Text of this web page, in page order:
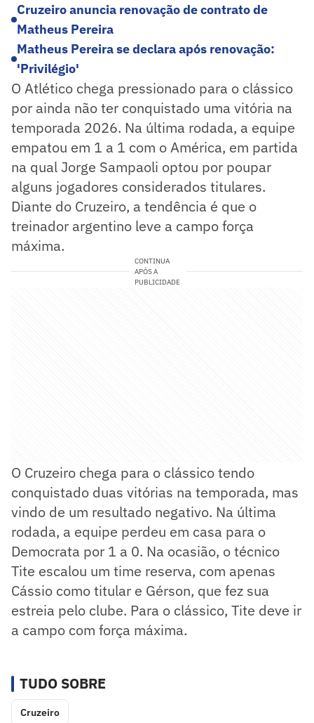
Cruzeiro anuncia renovação de contrato de
Matheus Pereira
Matheus Pereira se declara após renovação:
'Privilégio'
O Atlético chega pressionado para o clássico
por ainda não ter conquistado uma vitória na
temporada 2026. Na última rodada, a equipe
empatou em 1 a 1 com o América, em partida
na qual Jorge Sampaoli optou por poupar
alguns jogadores considerados titulares.
Diante do Cruzeiro, a tendência é que o
treinador argentino leve a campo força
máxima.
CONTINUA
APÓS A
PUBLICIDADE
O Cruzeiro chega para o clássico tendo
conquistado duas vitórias na temporada, mas
vindo de um resultado negativo. Na última
rodada, a equipe perdeu em casa para o
Democrata por 1 a 0. Na ocasião, o técnico
Tite escalou um time reserva, com apenas
Cássio como titular e Gérson, que fez sua
estreia pelo clube. Para o clássico, Tite deve ir
a campo com força máxima.
TUDO SOBRE
Cruzeiro